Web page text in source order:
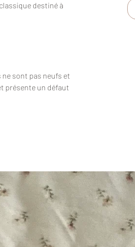
destiné à
ne sont pas neufs et
présente un défaut